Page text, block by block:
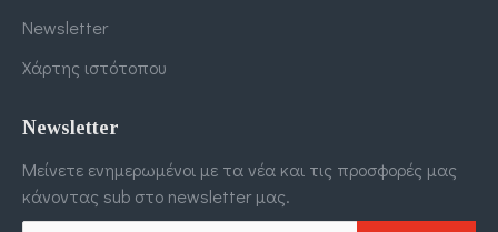
Newsletter
Χάρτης ιστότοπου
Newsletter
Μείνετε ενημερωμένοι με τα νέα και τις προσφορές μας
κάνοντας sub στο newsletter μας.